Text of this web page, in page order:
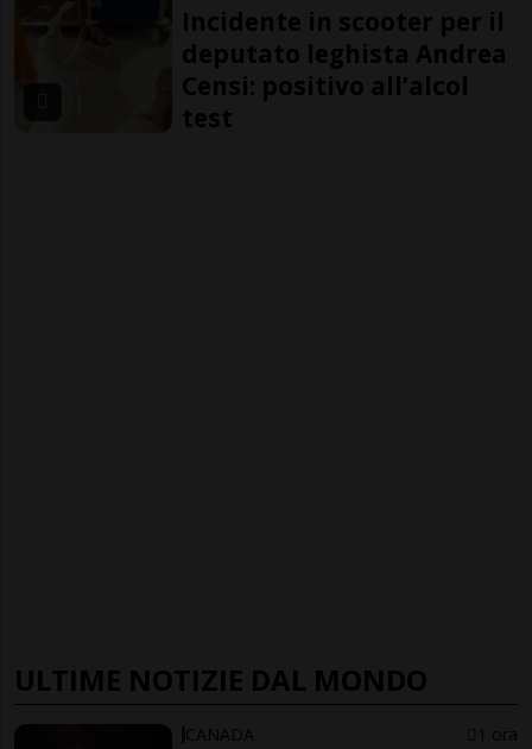
Incidente in scooter per il
deputato leghista Andrea
Censi: positivo all’alcol
test
ULTIME NOTIZIE DAL MONDO
CANADA 1 ora